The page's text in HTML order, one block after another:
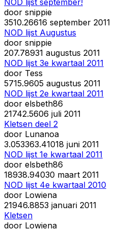
door snippie
3510.26616 september 2011
NOD lijst Augustus
door snippie
207.78931 augustus 2011
NOD lijst 3e kwartaal 2011
door Tess
5715.9605 augustus 2011
NOD lijst 2e kwartaal 2011
door elsbeth86
21742.5606 juli 2011
Kletsen deel 2
door Lunanoa
3.053363.41018 juni 2011
NOD lijst 1e kwartaal 2011
door elsbeth86
18938.94030 maart 2011
NOD lijst 4e kwartaal 2010
door Lowiena
21946.8853 januari 2011
Kletsen
door Lowiena